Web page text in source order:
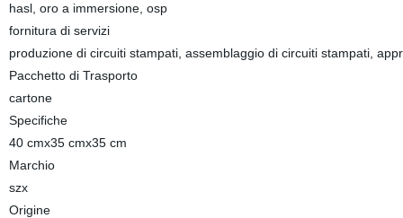
hasl, oro a immersione, osp
fornitura di servizi
produzione di circuiti stampati, assemblaggio di circuiti stampati,
Pacchetto di Trasporto
cartone
Specifiche
40 cmx35 cmx35 cm
Marchio
szx
Origine